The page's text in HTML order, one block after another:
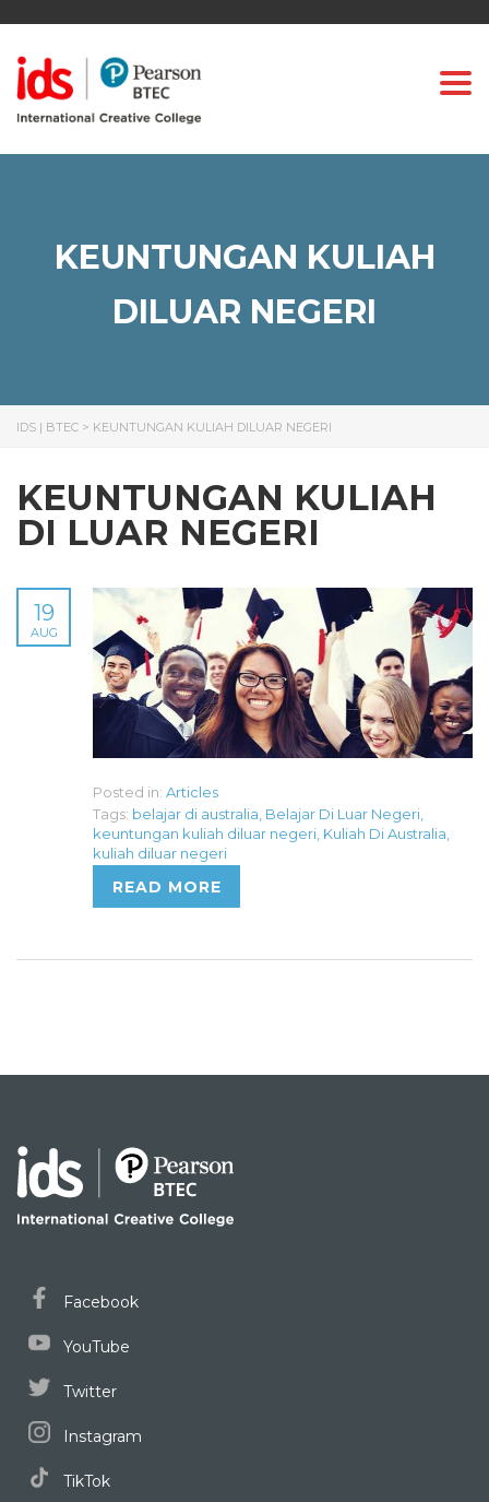
KEUNTUNGAN KULIAH
DILUAR NEGERI
IDS | BTEC > KEUNTUNGAN KULIAH DILUAR NEGERI
KEUNTUNGAN KULIAH
DI LUAR NEGERI
19
AUG
Posted in: Articles
Tags: belajar di australia, Belajar Di Luar Negeri,
keuntungan kuliah diluar negeri, Kuliah Di Australia,
kuliah diluar negeri
READ MORE
Facebook
YouTube
Twitter
Instagram
TikTok